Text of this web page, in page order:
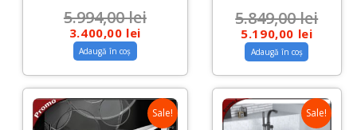
5.994,00lei
3.400,00 lei
Adaugă în coș
5.849,00lei
5.190,00 lei
Adaugă în coș
Sale! Sale!